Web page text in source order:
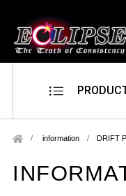
information /DRIFT